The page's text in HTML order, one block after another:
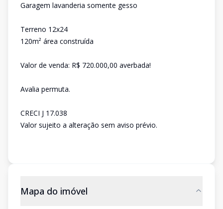
Garagem lavanderia somente gesso
Terreno 12x24
120m² área construída
Valor de venda: R$ 720.000,00 averbada!
Avalia permuta.
CRECI J 17.038
Valor sujeito a alteração sem aviso prévio.
Mapa do imóvel